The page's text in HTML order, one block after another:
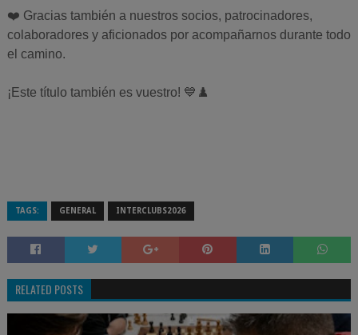
❤️ Gracias también a nuestros socios, patrocinadores,
colaboradores y aficionados por acompañarnos durante todo
el camino.
¡Este título también es vuestro! 💙♟️
TAGS: GENERAL INTERCLUBS2026
RELATED POSTS